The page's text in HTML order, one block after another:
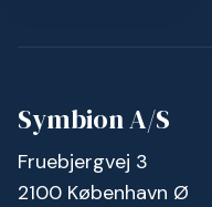
Symbion A/S
Fruebjergvej 3
2100 København Ø